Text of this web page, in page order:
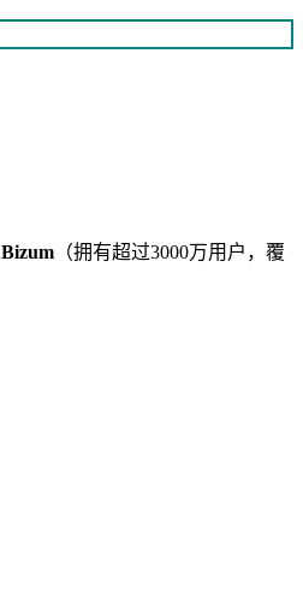
Bizum （拥有超过3000万用户，覆